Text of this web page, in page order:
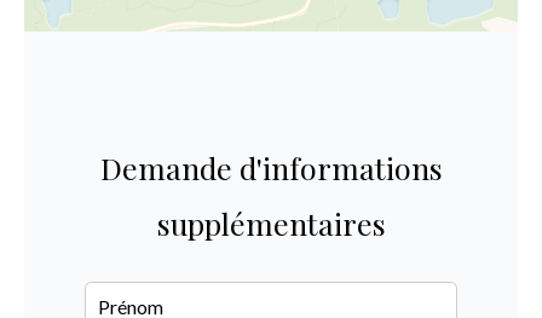
Demande d'informations
supplémentaires